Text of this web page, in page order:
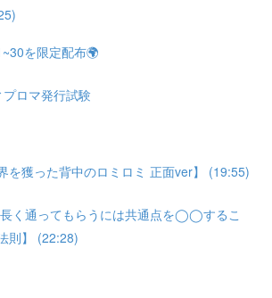
を限定配布🌍
ロマ発行試験
を獲った背中のロミロミ 正面ver】 (19:55)
く通ってもらうには共通点を◯◯するこ
則】 (22:28)